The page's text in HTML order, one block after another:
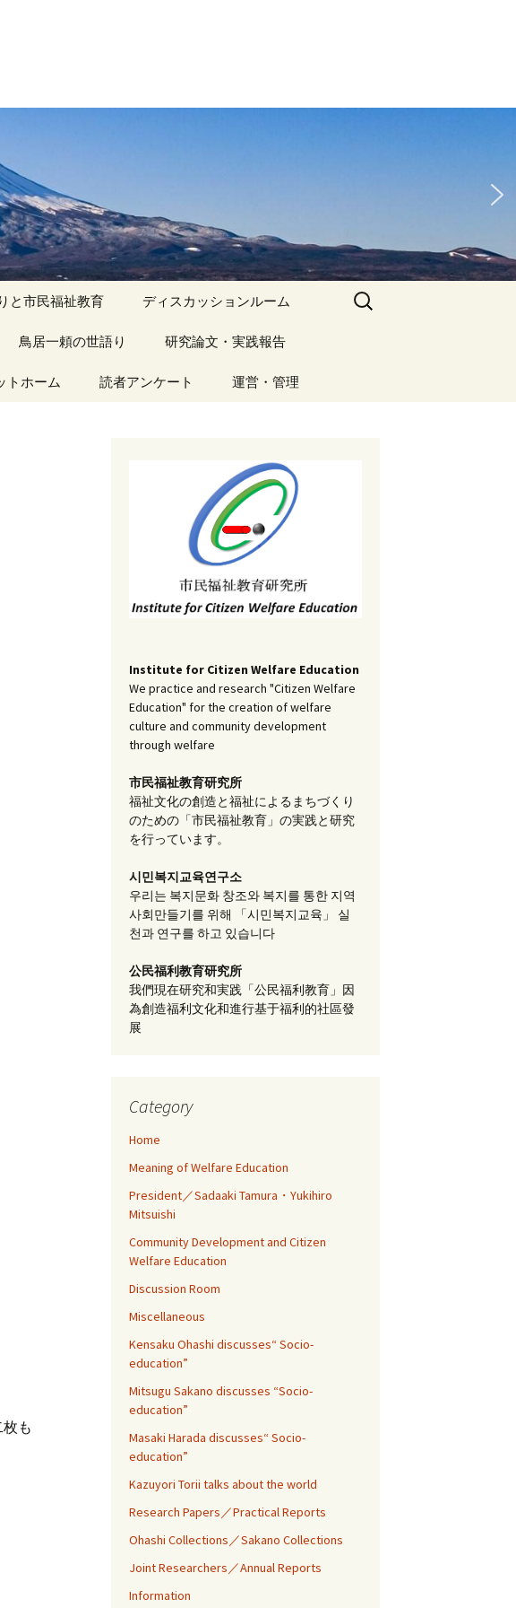
と市民福祉教育
（１）
ディスカッションルーム
アーカイブ（１）
アーカイブ（４）
記事（151）～
アーカイブ（５）
記事（201）～
鳥居一頼の世語り
アーカイブ（１）
研究論文・実践報告
アーカイブ（１）
アーカイブ（３）
調査報告
アーカイブ（４）
実践報告
アーカイブ（５）
コラム
トホーム 読者アンケート 運営・管理
検
索:
も
Institute for Citizen Welfare Education
We practice and research "Citizen Welfare
Education" for the creation of welfare
culture and community development
through welfare
市民福祉教育研究所
福祉文化の創造と福祉によるまちづくり
のための「市民福祉教育」の実践と研究
を行っています。
시민복지교육연구소
우리는 복지문화 창조와 복지를 통한 지역
사회만들기를 위해 「시민복지교육」 실
천과 연구를 하고 있습니다
公民福利教育研究所
我們現在研究和実践「公民福利教育」因
為創造福利文化和進行基于福利的社區發
展
Category
Home
Meaning of Welfare Education
President／Sadaaki Tamura・Yukihiro
Mitsuishi
Community Development and Citizen
Welfare Education
Discussion Room
Miscellaneous
Kensaku Ohashi discusses“ Socio-
education”
Mitsugu Sakano discusses “Socio-
education”
Masaki Harada discusses“ Socio-
education”
Kazuyori Torii talks about the world
Research Papers／Practical Reports
Ohashi Collections／Sakano Collections
Joint Researchers／Annual Reports
Information